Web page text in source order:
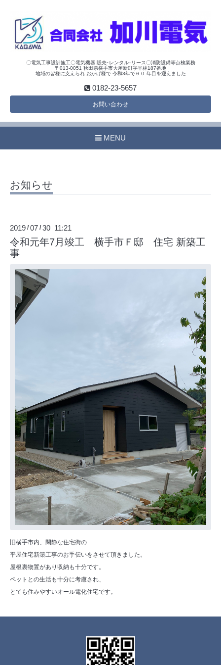
〇電気工事設計施工〇電気機器 販売･レンタル･リース〇消防設備等点検業務
〒013-0051 秋田県横手市大屋新町字平林187番地
地域の皆様に支えられ おかげ様で 令和3年で６０ 年目を迎えました
0182-23-5657
お問い合わせ
MENU
お知らせ
2019 /07 /30 11:21
令和元年7月竣工 横手市Ｆ邸 住宅 新築工
事
旧横手市内、閑静な住宅街の
平屋住宅新築工事のお手伝いをさせて頂きました。
屋根裏物置があり収納も十分です。
ペットとの生活も十分に考慮され、
とても住みやすいオール電化住宅です。